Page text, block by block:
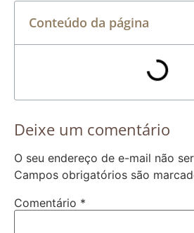
Conteúdo da página
Deixe um comentário
O seu endereço de e-mail não
Campos obrigatórios são
Comentário *